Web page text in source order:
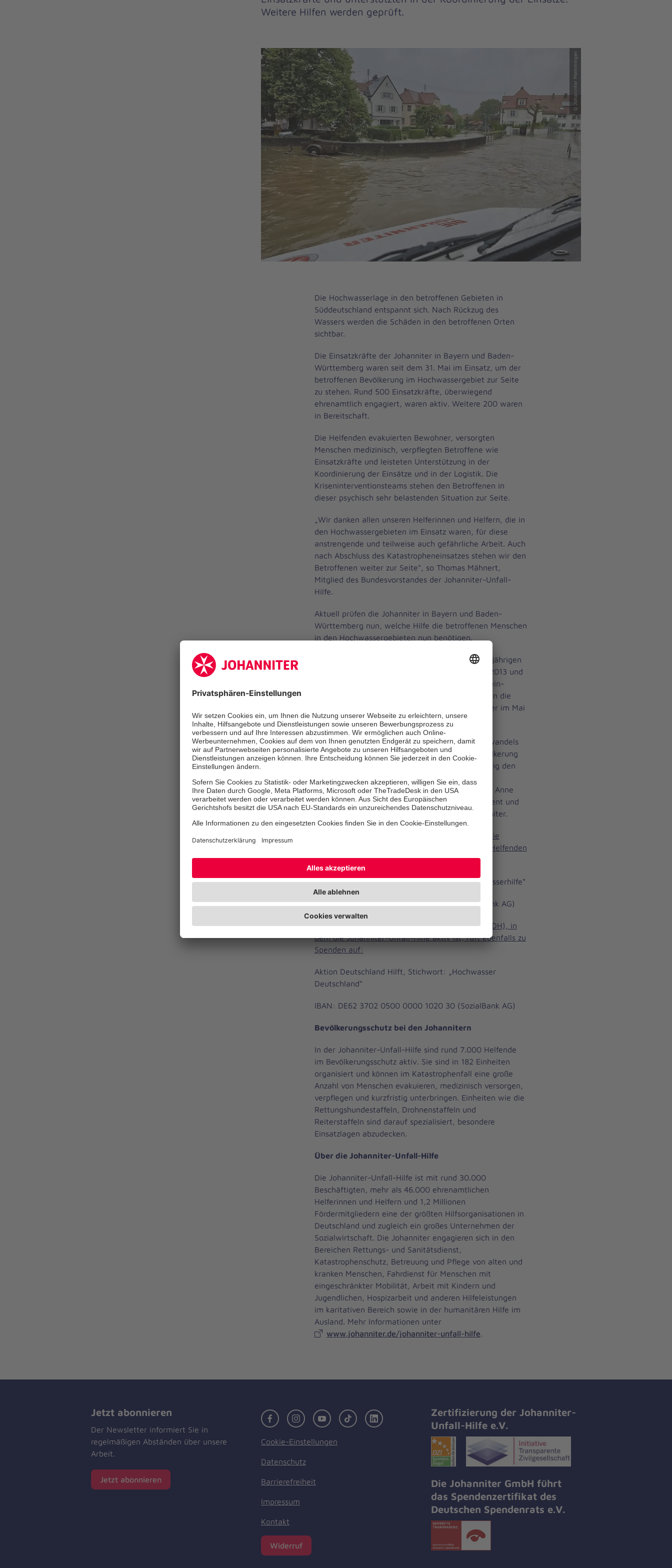
Weitere Hilfen werden geprüft.
© Johanniter Memmingen
Die Hochwasserlage in den betroffenen Gebieten in
Süddeutschland entspannt sich. Nach Rückzug des
Wassers werden die Schäden in den betroffenen Orten
sichtbar.
Die Einsatzkräfte der Johanniter in Bayern und Baden-
Württemberg waren seit dem 31. Mai im Einsatz, um der
betroffenen Bevölkerung im Hochwassergebiet zur Seite
zu stehen. Rund 500 Einsatzkräfte, überwiegend
ehrenamtlich engagiert, waren aktiv. Weitere 200 waren
in Bereitschaft.
Die Helfenden evakuierten Bewohner, versorgten
Menschen medizinisch, verpflegten Betroffene wie
Einsatzkräfte und leisteten Unterstützung in der
Koordinierung der Einsätze und in der Logistik. Die
Kriseninterventionsteams stehen den Betroffenen in
dieser psychisch sehr belastenden Situation zur Seite.
„Wir danken allen unseren Helferinnen und Helfern, die in
den Hochwassergebieten im Einsatz waren, für diese
anstrengende und teilweise auch gefährliche Arbeit. Auch
nach Abschluss des Katastropheneinsatzes stehen wir den
Betroffenen weiter zur Seite“, so Thomas Mähnert,
Mitglied des Bundesvorstandes der Johanniter-Unfall-
Hilfe.
Aktuell prüfen die Johanniter in Bayern und Baden-
Württemberg nun, welche Hilfe die betroffenen Menschen
in den Hochwassergebieten nun benötigen.
Die Johanniter haben Erfahrungen aus ihrer langjährigen
Hilfe nach dem Hochwasser in Sachsen im Jahr 2013 und
dem Hochwasser in Rheinland-Pfalz und Nordrhein-
Westfalen im Jahr 2021. Im Saarland unterstützen die
Johanniter die Bevölkerung nach dem Hochwasser im Mai
2024 derzeit mit dem Verleih von Bautrocknern.
„Krisen und Katastrophen im Kontext des Klimawandels
nehmen zu. Dies zeigt uns: Wir müssen die Bevölkerung
intensiv auf die Krisen vorbereiten und gleichzeitig den
Bevölkerungsschutz mit guter Ausstattung und
umfassenden Ausbildungen weiter stärken“, sagt Anne
Ernst, Geschäftsbereichsleiterin Krisenmanagement und
Nothilfe in der Bundesgeschäftsstelle der Johanniter.
Die Johanniter-Unfall-Hilfe ruft zu Spenden für die
betroffene Bevölkerung und die ehrenamtlichen Helfenden
im Bevölkerungsschutz auf:
Johanniter-Unfall-Hilfe e.V., Stichwort: „Hochwasserhilfe“
IBAN: DE94 3702 0500 0433 0433 00 (SozialBank AG)
Das Spendenbündnis Aktion Deutschland Hilft (ADH), in
dem die Johanniter-Unfall-Hilfe aktiv ist, ruft ebenfalls zu
Spenden auf:
Aktion Deutschland Hilft, Stichwort: „Hochwasser
Deutschland“
IBAN: DE62 3702 0500 0000 1020 30 (SozialBank AG)
Bevölkerungsschutz bei den Johannitern
In der Johanniter-Unfall-Hilfe sind rund 7.000 Helfende
im Bevölkerungsschutz aktiv. Sie sind in 182 Einheiten
organisiert und können im Katastrophenfall eine große
Anzahl von Menschen evakuieren, medizinisch versorgen,
verpflegen und kurzfristig unterbringen. Einheiten wie die
Rettungshundestaffeln, Drohnenstaffeln und
Reiterstaffeln sind darauf spezialisiert, besondere
Einsatzlagen abzudecken.
Über die Johanniter-Unfall-Hilfe
Die Johanniter-Unfall-Hilfe ist mit rund 30.000
Beschäftigten, mehr als 46.000 ehrenamtlichen
Helferinnen und Helfern und 1,2 Millionen
Fördermitgliedern eine der größten Hilfsorganisationen in
Deutschland und zugleich ein großes Unternehmen der
Sozialwirtschaft. Die Johanniter engagieren sich in den
Bereichen Rettungs- und Sanitätsdienst,
Katastrophenschutz, Betreuung und Pflege von alten und
kranken Menschen, Fahrdienst für Menschen mit
eingeschränkter Mobilität, Arbeit mit Kindern und
Jugendlichen, Hospizarbeit und anderen Hilfeleistungen
im karitativen Bereich sowie in der humanitären Hilfe im
Ausland. Mehr Informationen unter
www.johanniter.de/johanniter-unfall-hilfe.
Jetzt abonnieren
Der Newsletter informiert Sie in
regelmäßigen Abständen über unsere
Arbeit.
Jetzt abonnieren
FacebookInstagramYoutubeTikTok LinkedIn
Cookie-Einstellungen
Datenschutz
Barrierefreiheit
Impressum
Kontakt
Widerruf
Zertifizierung der Johanniter-
Unfall-Hilfe e.V.
Die Johanniter GmbH führt
das Spendenzertifikat des
Deutschen Spendenrats e.V.